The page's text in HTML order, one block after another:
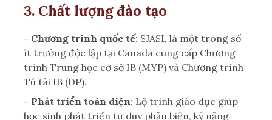
3. Chất lượng đào tạo
- Chương trình quốc tế: SJASL là một trong số
ít trường độc lập tại Canada cung cấp Chương
trình Trung học cơ sở IB (MYP) và Chương trình
Tú tài IB (DP).
- Phát triển toàn diện: Lộ trình giáo dục giúp
học sinh phát triển tư duy phản biện, kỹ năng